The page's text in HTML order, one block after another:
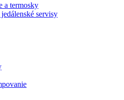
a termosky
servisy